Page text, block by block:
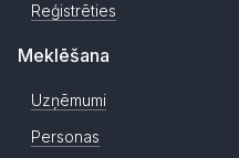
Reģistrēties
Meklēšana
Uzņēmumi
Personas